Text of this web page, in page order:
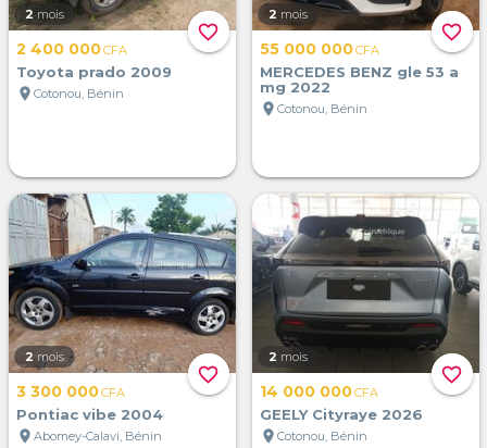
favorite_border
2 mois
2 400 000CFA
Toyota prado 2009
location_on Cotonou, Bénin
favorite_border
2 mois
55 000 000CFA
MERCEDES BENZ gle 53 a
mg 2022
location_on Cotonou, Bénin
favorite_border
2 mois
3 300 000CFA
Pontiac vibe 2004
location_on Abomey-Calavi, Bénin
favorite_border
2 mois
14 000 000CFA
GEELY Cityraye 2026
location_on Cotonou, Bénin